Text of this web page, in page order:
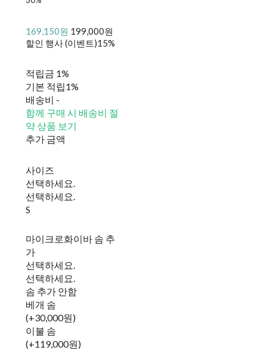
169,150원 199,000원
할인 행사 (이벤트)15%
적립금 1%
기본 적립1%
배송비 -
함께 구매 시 배송비 절
약 상품 보기
추가 금액
사이즈
선택하세요.
선택하세요.
S
마이크로화이바 솜 추
가
선택하세요.
선택하세요.
솜 추가 안함
베개 솜
(+30,000원)
이불 솜
(+119,000원)